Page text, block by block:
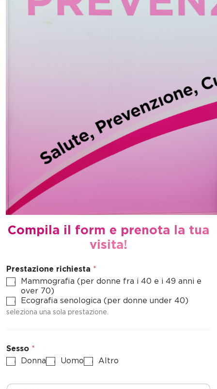
Compila il form e prenota la tua
visita!
Prestazione richiesta *
Mammografia (per donne fra i 40 e i 49 anni e
over 70)
Ecografia senologica (per donne under 40)
seleziona una sola prestazione.
Sesso *
Donna
Uomo Altro